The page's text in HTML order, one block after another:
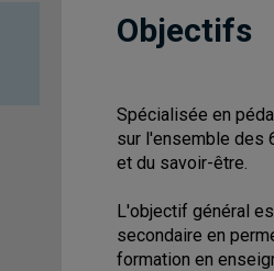
Objectifs
Spécialisée en
sur l'ensemble des
et du savoir-être.
L'objectif général
secondaire en
formation en